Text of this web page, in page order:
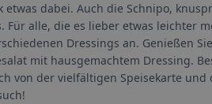
dabei. Auch die Schnipo,
alle, die es lieber etwas leichter
Dressings an. Genießen
mit hausgemachtem Dressing.
von der vielfältigen Speisekarte